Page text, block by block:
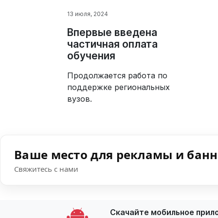
13 июля, 2024
Впервые введена
частичная оплата
обучения
Продолжается работа по
поддержке региональных
вузов.
Ваше место для рекламы и
Свяжитесь с нами
Скачайте мобильное